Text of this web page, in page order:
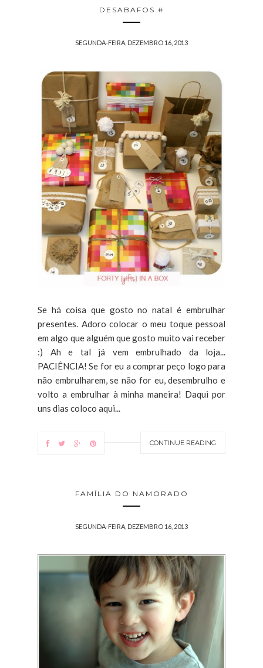
DESABAFOS #
SEGUNDA-FEIRA, DEZEMBRO 16, 2013
Se há coisa que gosto no natal é embrulhar
presentes. Adoro colocar o meu toque pessoal
em algo que alguém que gosto muito vai receber
:) Ah e tal já vem embrulhado da loja...
PACIÊNCIA! Se for eu a comprar peço logo para
não embrulharem, se não for eu, desembrulho e
volto a embrulhar à minha maneira! Daqui por
uns dias coloco aqui...
CONTINUE READING
FAMÍLIA DO NAMORADO
SEGUNDA-FEIRA, DEZEMBRO 16, 2013